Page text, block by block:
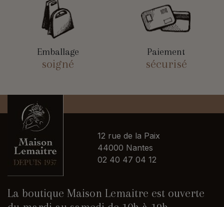
Emballage
soigné
Paiement
sécurisé
12 rue de la Paix
44000 Nantes
02 40 47 04 12
La boutique Maison Lemaitre est ouverte